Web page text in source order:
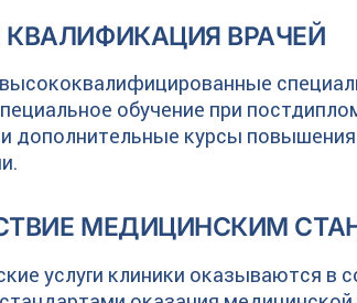
ВРАЧЕЙ
обучение при
дополнительные курсы повышения
МЕДИЦИНСКИМ
услуги клиники оказываются в